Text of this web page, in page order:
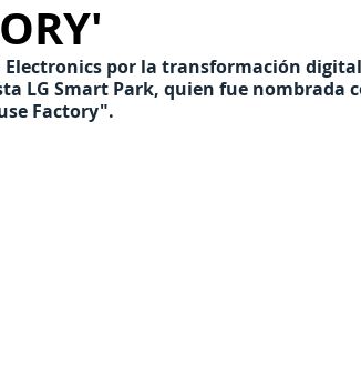
Electronics por la transformación digital
LG Smart Park, quien fue nombrada
Factory".